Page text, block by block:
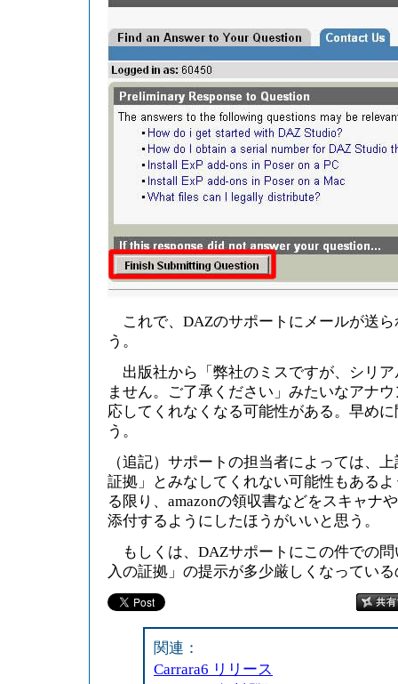
これで、DAZのサポートにメールが送
う。
出版社から「弊社のミスですが、シリ
ません。ご了承ください」みたいなアナ
応してくれなくなる可能性がある。早め
う。
（追記）サポートの担当者によっては、
証拠」とみなしてくれない可能性もある
る限り、amazonの領収書などをスキャナ
添付するようにしたほうがいいと思う。
もしくは、DAZサポートにこの件での
入の証拠」の提示が多少厳しくなってい
関連：
Carrara6 リリース